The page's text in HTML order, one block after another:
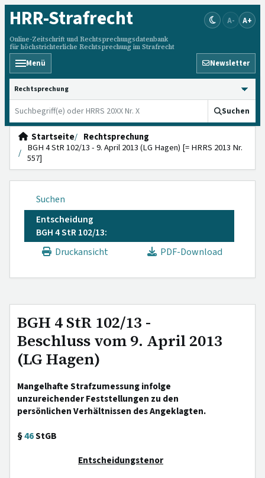
HRR-Strafrecht
Online-Zeitschrift und Rechtsprechungsdatenbank
für höchstrichterliche Rechtsprechung im Strafrecht
A- A+
Menü Newsletter
HRRS durchsuchen
Suchen
Startseite
Rechtsprechung
BGH 4 StR 102/13 - 9. April 2013 (LG Hagen) [= HRRS 2013 Nr.
557]
Suchen
Entscheidung
BGH 4 StR 102/13:
Druckansicht
PDF-Download
BGH 4 StR 102/13 -
Beschluss vom 9. April 2013
(LG Hagen)
Mangelhafte Strafzumessung infolge
unzureichender Feststellungen zu den
persönlichen Verhältnissen des Angeklagten.
§46StGB
Entscheidungstenor